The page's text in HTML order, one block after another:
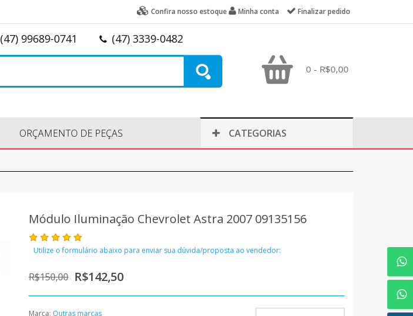
Confira nosso estoque Minha conta Finalizar pedido
(47) 99689-0741 (47) 3339-0482
0 - R$0,00
ORÇAMENTO DE PEÇAS CATEGORIAS
Módulo Iluminação Chevrolet Astra 2007 09135156
Utilize o formulário abaixo para enviar sua dúvida/proposta ao vendedor:
R$150,00 R$142,50
Marca: Outras marcas